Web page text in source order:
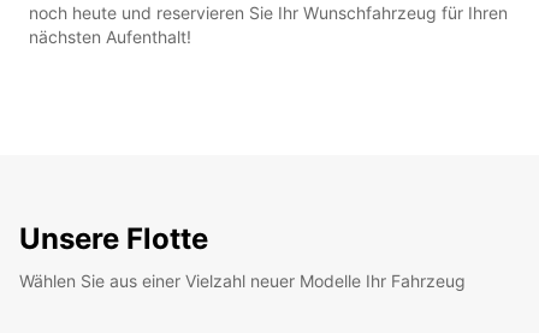
noch heute und reservieren Sie Ihr Wunschfahrzeug für Ihren
nächsten Aufenthalt!
Unsere Flotte
Wählen Sie aus einer Vielzahl neuer Modelle Ihr Fahrzeug